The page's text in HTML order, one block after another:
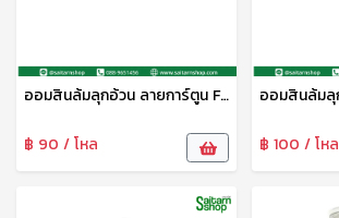
ออมสินล้มลุกอ้วน ลายการ์ตูน FC31-12D FN
฿ 90 / โหล ฿ 100 / โหล